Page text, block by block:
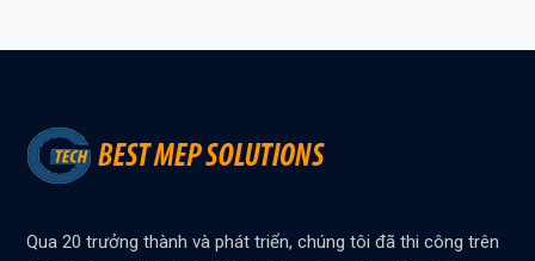
Qua 20 trưởng thành và phát triển, chúng tôi đã thi công trên